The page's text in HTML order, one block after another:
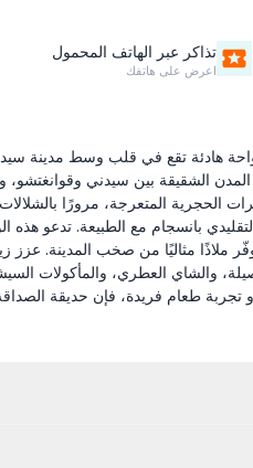
تذاكر عبر الهاتف المحمول
اعرض على هاتفك
هادئة تقع في قلب وسط مدينة
عام 1986 تكريمًا لعلاقة المدن الشقيقة بين
الحجرية المتعرجة، مرورًا
بانسجام مع الطبيعة. تدعو هذه
ملاذًا مثاليًا من صخب المدينة.
والشاي العطري، والمأكولات
تجربة طعام فريدة، فإن حديقة